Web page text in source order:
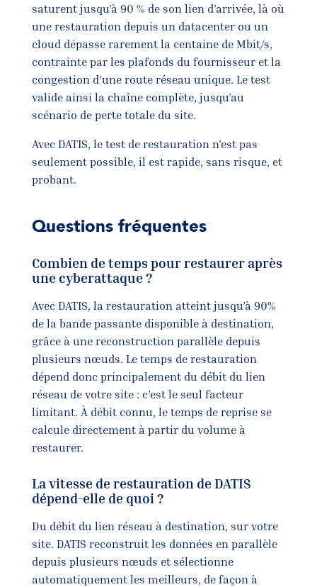
saturent jusqu’à 90 % de son lien d’arrivée, là où
une restauration depuis un datacenter ou un
cloud dépasse rarement la centaine de Mbit/s,
contrainte par les plafonds du fournisseur et la
congestion d’une route réseau unique. Le test
valide ainsi la chaîne complète, jusqu’au
scénario de perte totale du site.
Avec DATIS, le test de restauration n’est pas
seulement possible, il est rapide, sans risque, et
probant.
Questions fréquentes
Combien de temps pour restaurer après
une cyberattaque ?
Avec DATIS, la restauration atteint jusqu’à 90%
de la bande passante disponible à destination,
grâce à une reconstruction parallèle depuis
plusieurs nœuds. Le temps de restauration
dépend donc principalement du débit du lien
réseau de votre site : c’est le seul facteur
limitant. À débit connu, le temps de reprise se
calcule directement à partir du volume à
restaurer.
La vitesse de restauration de DATIS
dépend-elle de quoi ?
Du débit du lien réseau à destination, sur votre
site. DATIS reconstruit les données en parallèle
depuis plusieurs nœuds et sélectionne
automatiquement les meilleurs, de façon à